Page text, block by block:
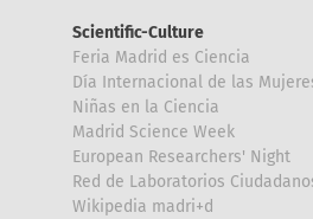
Scientific-Culture
Feria Madrid es Ciencia
Día Internacional de las
Niñas en la Ciencia
Madrid Science Week
European Researchers' Night
Red de Laboratorios
Wikipedia madri+d